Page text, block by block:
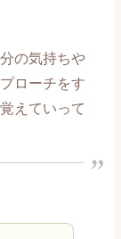
の気持ちや
ローチをす
えていって